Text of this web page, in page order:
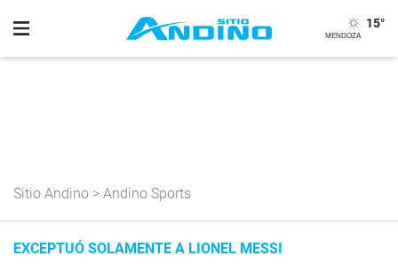
15°
Sitio Andino > Andino Sports
EXCEPTUÓ SOLAMENTE A LIONEL MESSI